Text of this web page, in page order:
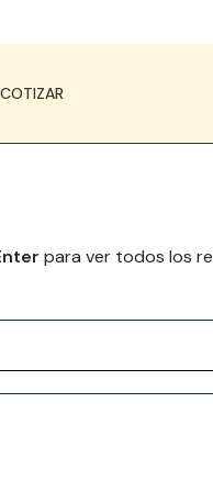
COTIZAR
para ver todos los